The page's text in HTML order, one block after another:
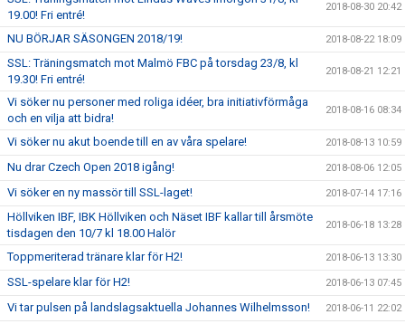
19.00! Fri entré!
2018-08-30 20:42
NU BÖRJAR SÄSONGEN 2018/19! 2018-08-22 18:09
SSL: Träningsmatch mot Malmö FBC på torsdag 23/8, kl
19.30! Fri entré!
2018-08-21 12:21
Vi söker nu personer med roliga idéer, bra initiativförmåga
och en vilja att bidra!
2018-08-16 08:34
Vi söker nu akut boende till en av våra spelare! 2018-08-13 10:59
Nu drar Czech Open 2018 igång! 2018-08-06 12:05
Vi söker en ny massör till SSL-laget! 2018-07-14 17:16
Höllviken IBF, IBK Höllviken och Näset IBF kallar till årsmöte
tisdagen den 10/7 kl 18.00 Halör
2018-06-18 13:28
Toppmeriterad tränare klar för H2! 2018-06-13 13:30
SSL-spelare klar för H2! 2018-06-13 07:45
Vi tar pulsen på landslagsaktuella Johannes Wilhelmsson! 2018-06-11 22:02